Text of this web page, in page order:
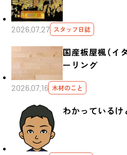
2026.07.27 スタッフ日誌
国産板屋楓（イ
ーリング
2026.07.16 木材のこと
わかっているけ